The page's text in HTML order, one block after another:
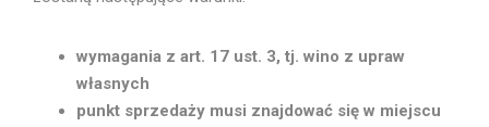
wymagania z art. 17 ust. 3, tj. wino z upraw
własnych
punkt sprzedaży musi znajdować się w miejscu